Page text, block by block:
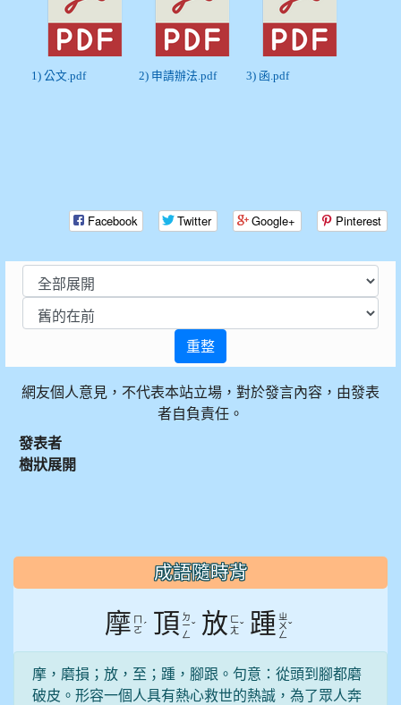
1) 公文.pdf 2) 申請辦法.pdf 3) 函.pdf
Facebook Twitter Google+ Pinterest
重整
網友個人意見，不代表本站立場，對於發言內容，由發表
者自負責任。
發表者
樹狀展開
::: 成語隨時背
摩 ㄇ
ㄛˊ 頂 ㄉ
ㄧ
ㄥ
ˇ 放 ㄈ
ㄤˇ 踵 ㄓ
ㄨ
ㄥ
ˇ
摩，磨損；放，至；踵，腳跟。句意：從頭到腳都磨
破皮。形容一個人具有熱心救世的熱誠，為了眾人奔